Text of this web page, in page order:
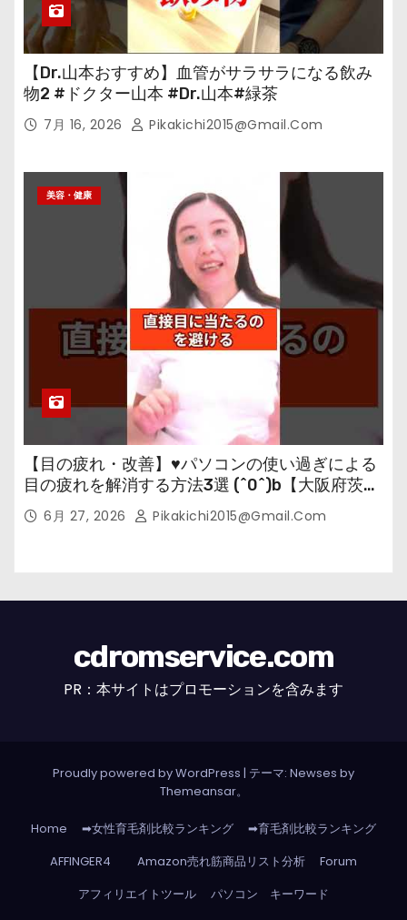
【Dr.山本おすすめ】血管がサラサラになる飲み
物2 #ドクター山本 #Dr.山本#緑茶
7月 16, 2026 Pikakichi2015@gmail.com
美容・健康
【目の疲れ・改善】♥パソコンの使い過ぎによる
目の疲れを解消する方法3選 (^0^)b【大阪府茨木
市の女性・美容鍼灸・整体師が教えます。】
6月 27, 2026 Pikakichi2015@gmail.com
cdromservice.com
PR：本サイトはプロモーションを含みます
Proudly powered by WordPress | テーマ: Newses by
Themeansar。
Home ➡女性育毛剤比較ランキング
➡育毛剤比較ランキング
AFFINGER4
Amazon売れ筋商品リスト分析
Forum
アフィリエイトツール
パソコン キーワード